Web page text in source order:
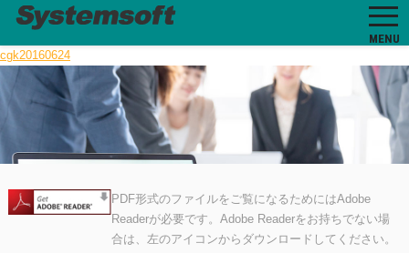
MENU
cgk20160624
PDF形式のファイルをご覧になるためにはAdobe
Readerが必要です。Adobe Readerをお持ちでない場
合は、左のアイコンからダウンロードしてください。